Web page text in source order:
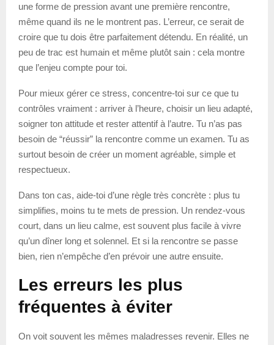
une forme de pression avant une première rencontre,
même quand ils ne le montrent pas. L’erreur, ce serait de
croire que tu dois être parfaitement détendu. En réalité, un
peu de trac est humain et même plutôt sain : cela montre
que l’enjeu compte pour toi.
Pour mieux gérer ce stress, concentre-toi sur ce que tu
contrôles vraiment : arriver à l’heure, choisir un lieu adapté,
soigner ton attitude et rester attentif à l’autre. Tu n’as pas
besoin de “réussir” la rencontre comme un examen. Tu as
surtout besoin de créer un moment agréable, simple et
respectueux.
Dans ton cas, aide-toi d’une règle très concrète : plus tu
simplifies, moins tu te mets de pression. Un rendez-vous
court, dans un lieu calme, est souvent plus facile à vivre
qu’un dîner long et solennel. Et si la rencontre se passe
bien, rien n’empêche d’en prévoir une autre ensuite.
Les erreurs les plus
fréquentes à éviter
On voit souvent les mêmes maladresses revenir. Elles ne